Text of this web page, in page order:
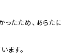
たため、あらた
ます。